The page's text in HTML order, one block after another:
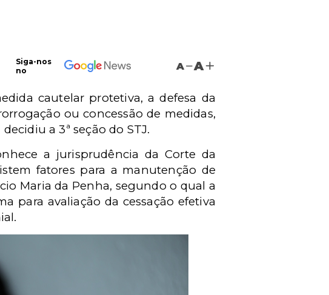
Siga-nos
no
A A
cautelar protetiva, a defesa da
ou concessão de medidas,
a 3ª seção do STJ.
a jurisprudência da Corte da
fatores para a manutenção de
Maria da Penha, segundo o qual a
para avaliação da cessação efetiva